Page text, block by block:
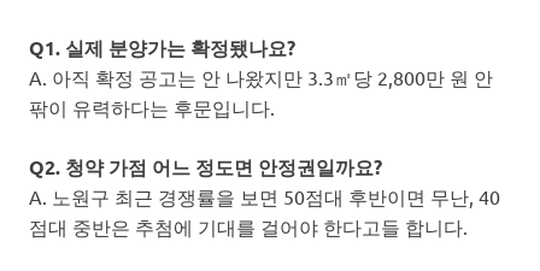
Q1. 실제 분양가는 확정됐나요?
A. 아직 확정 공고는 안 나왔지만 3.3㎡당 2,800만 원 안
팎이 유력하다는 후문입니다.
Q2. 청약 가점 어느 정도면 안정권일까요?
A. 노원구 최근 경쟁률을 보면 50점대 후반이면 무난, 40
점대 중반은 추첨에 기대를 걸어야 한다고들 합니다.